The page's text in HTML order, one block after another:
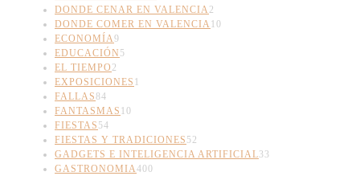
DONDE CENAR EN VALENCIA2
DONDE COMER EN VALENCIA10
ECONOMÍA9
EDUCACIÓN 5
EL TIEMPO 2
EXPOSICIONES 1
FALLAS84
FANTASMAS 10
FIESTAS 54
FIESTAS Y TRADICIONES 52
GADGETS E INTELIGENCIA ARTIFICIAL33
GASTRONOMIA400